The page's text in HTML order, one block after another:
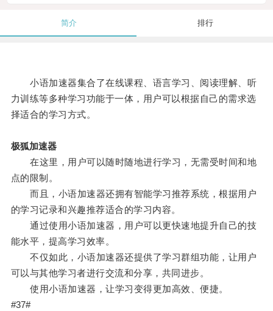
简介 排行
小语加速器集合了在线课程、语言学习、阅读理解、听
力训练等多种学习功能于一体，用户可以根据自己的需求选
择适合的学习方式。
极狐加速器
在这里，用户可以随时随地进行学习，无需受时间和地
点的限制。
而且，小语加速器还拥有智能学习推荐系统，根据用户
的学习记录和兴趣推荐适合的学习内容。
通过使用小语加速器，用户可以更快速地提升自己的技
能水平，提高学习效率。
不仅如此，小语加速器还提供了学习群组功能，让用户
可以与其他学习者进行交流和分享，共同进步。
使用小语加速器，让学习变得更加高效、便捷。
#37#